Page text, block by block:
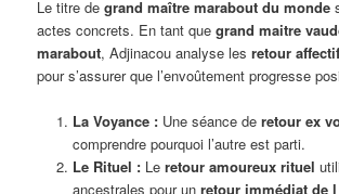
Le titre degrand maître marabout du monde
actes concrets. En tant quegrand maitre
marabout, Adjinacou analyse lesretour
pour s’assurer que l’envoûtement progresse
La Voyance :Une séance de retour ex
comprendre pourquoi l’autre est parti.
Le Rituel :Le retour amoureux rituel
ancestrales pour un retour immédiat de